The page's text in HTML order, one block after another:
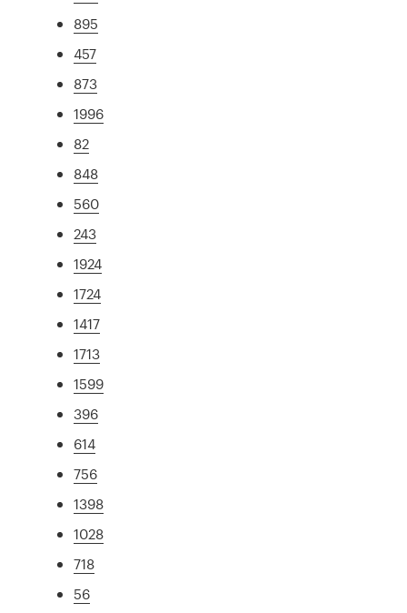
895
457
873
1996
82
848
560
243
1924
1724
1417
1713
1599
396
614
756
1398
1028
718
56